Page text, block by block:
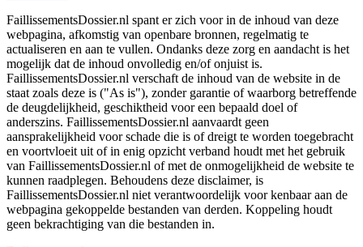
FaillissementsDossier.nl spant er zich voor in de inhoud van deze
webpagina, afkomstig van openbare bronnen, regelmatig te
actualiseren en aan te vullen. Ondanks deze zorg en aandacht is het
mogelijk dat de inhoud onvolledig en/of onjuist is.
FaillissementsDossier.nl verschaft de inhoud van de website in de
staat zoals deze is ("As is"), zonder garantie of waarborg betreffende
de deugdelijkheid, geschiktheid voor een bepaald doel of
anderszins. FaillissementsDossier.nl aanvaardt geen
aansprakelijkheid voor schade die is of dreigt te worden toegebracht
en voortvloeit uit of in enig opzicht verband houdt met het gebruik
van FaillissementsDossier.nl of met de onmogelijkheid de website te
kunnen raadplegen. Behoudens deze disclaimer, is
FaillissementsDossier.nl niet verantwoordelijk voor kenbaar aan de
webpagina gekoppelde bestanden van derden. Koppeling houdt
geen bekrachtiging van die bestanden in.